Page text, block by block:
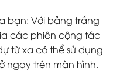
bạn: Với bảng trắng
các phiên cộng tác
từ xa có thể sử dụng
ngay trên màn hình.​